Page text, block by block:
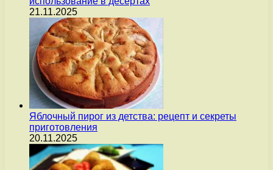
21.11.2025
Яблочный пирог из детства: рецепт и секреты
приготовления
20.11.2025